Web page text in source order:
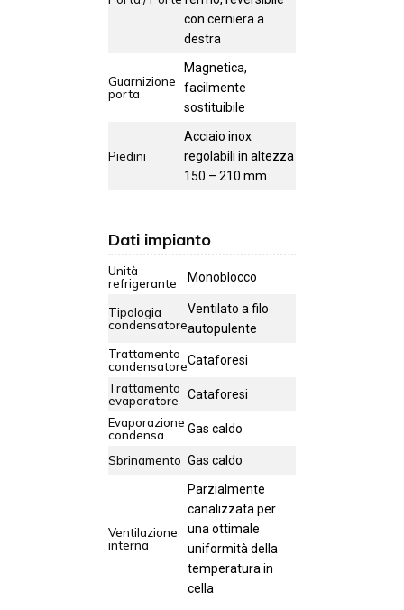
con cerniera a
destra
Guarnizione
porta
Magnetica,
facilmente
sostituibile
Piedini
Acciaio inox
regolabili in altezza
150 – 210 mm
Dati impianto
Unità
refrigerante
Monoblocco
Tipologia
condensatore
Ventilato a filo
autopulente
Trattamento
condensatoreCataforesi
Trattamento
evaporatore
Cataforesi
Evaporazione
condensa
Gas caldo
Sbrinamento Gas caldo
Ventilazione
interna
Parzialmente
canalizzata per
una ottimale
uniformità della
temperatura in
cella